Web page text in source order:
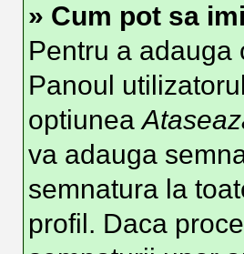
» Cum pot sa
Pentru a adauga
Panoul
optiunea
va adauga
semnatura la
profil. Daca